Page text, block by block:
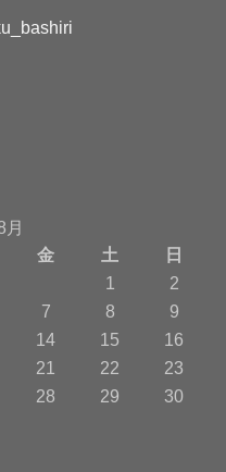
月
金 土
日
1
2
7 8
9
14 15
16
21 22
23
28 29
30